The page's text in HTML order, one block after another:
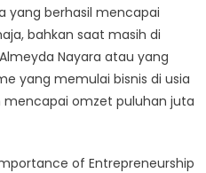
yang berhasil mencapai
bahkan saat masih di
Nayara atau yang
yang memulai bisnis di usia
omzet puluhan juta
of Entrepreneurship